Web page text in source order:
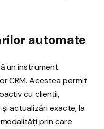
automate
un instrument
CRM. Acestea permit
cu clienții,
actualizări exacte, la
prin care